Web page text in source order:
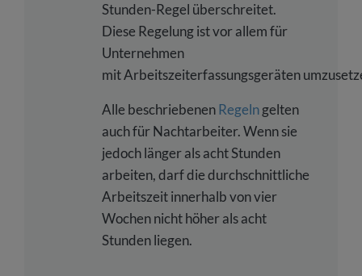
Stunden-Regel überschreitet.
Diese Regelung ist vor allem für
Unternehmen
mit Arbeitszeiterfassungsgeräten
Alle beschriebenenRegelngelten
auch für Nachtarbeiter. Wenn sie
jedoch länger als acht Stunden
arbeiten, darf die durchschnittliche
Arbeitszeit innerhalb von vier
Wochen nicht höher als acht
Stunden liegen.